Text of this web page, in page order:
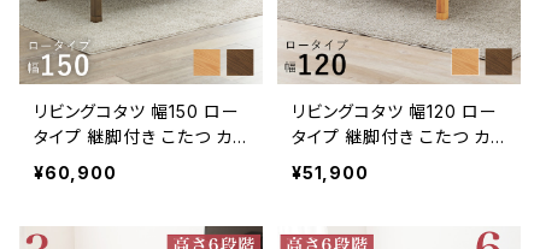
リビングコタツ 幅150 ロー
タイプ 継脚付き こたつ カ
ジュアルコタツ こたつテー
ブル ローテーブル リビング
し 新生活
¥60,900
リビングコタツ 幅120 ロー
タイプ 継脚付き こたつ カ
ジュアルコタツ こたつテー
ブル ローテーブル リビング
し 新生活
¥51,900